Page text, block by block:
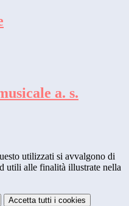
a. s.
utilizzati si avvalgono di
utili alle finalità illustrate nella
Accetta tutti i cookies